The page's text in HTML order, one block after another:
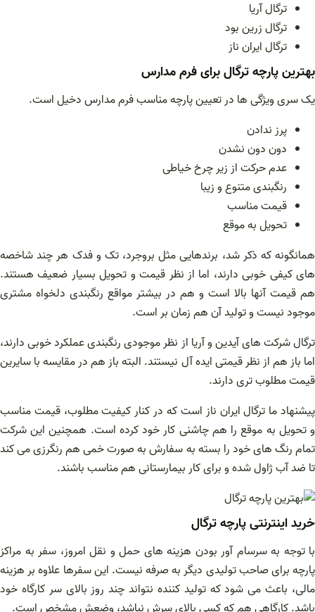
ترگال آریا
ترگال زرین بود
ترگال ایران ناز
بهترین پارچه ترگال برای فرم مدارس
یک سری ویژگی ها در تعیین پارچه مناسب فرم مدارس دخیل است.
پرز ندادن
دون دون نشدن
عدم حرکت از زیر چرخ خیاطی
رنگبندی متنوع و زیبا
قیمت مناسب
تحویل به موقع
همانگونه که ذکر شد، برندهایی مثل بروجرد، تک و فدک هر چند شاخصه
های کیفی خوبی دارند، اما از نظر قیمت و تحویل بسیار ضعیف هستند.
هم قیمت آنها بالا است و هم در بیشتر مواقع رنگبندی دلخواه مشتری
موجود نیست و تولید آن هم زمان بر است.
ترگال شرکت های آیدین و آریا از نظر موجودی رنگبندی عملکرد خوبی دارند،
اما باز هم از نظر قیمتی ایده آل نیستند. البته باز هم در مقایسه با سایرین
قیمت مطلوب تری دارند.
پیشنهاد ما ترگال ایران ناز است که در کنار کیفیت مطلوب، قیمت مناسب
و تحویل به موقع را هم چاشنی کار خود کرده است. همچنین این شرکت
تمام رنگ های خود را بسته به سفارش به صورت خمی هم رنگرزی می کند
تا ضد آب ژاول شده و برای کار بیمارستانی هم مناسب باشند.
خرید اینترنتی پارچه ترگال
با توجه به سرسام آور بودن هزینه های حمل و نقل امروز، سفر به مراکز
پارچه برای صاحب تولیدی دیگر به صرفه نیست. این سفرها علاوه بر هزینه
مالی، باعث می شود که تولید کننده نتواند چند روز بالای سر کارگاه خود